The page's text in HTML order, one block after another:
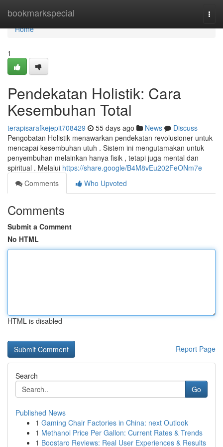
bookmarkspecial
Home
Home
1
Pendekatan Holistik: Cara
Kesembuhan Total
terapisarafkejepit708429 55 days ago News
Discuss
Pengobatan Holistik menawarkan pendekatan revolusioner untuk
mencapai kesembuhan utuh . Sistem ini mengutamakan untuk
penyembuhan melainkan hanya fisik , tetapi juga mental dan
spiritual . Melalui https://share.google/B4M8vEu202FeONm7e
Comments
Who Upvoted
Comments
Submit a Comment
No HTML
HTML is disabled
Report Page
Search
Go
Published News
1 Gaming Chair Factories in China: next Outlook
1 Methanol Price Per Gallon: Current Rates & Trends
1 Boostaro Reviews: Real User Experiences & Results